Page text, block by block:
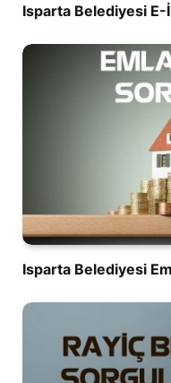
Isparta Belediyesi
Isparta Belediyesi